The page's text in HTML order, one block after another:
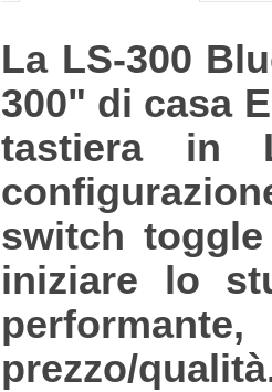
La LS-300
300" di casa
tastiera in
switch
iniziare lo
prezzo/